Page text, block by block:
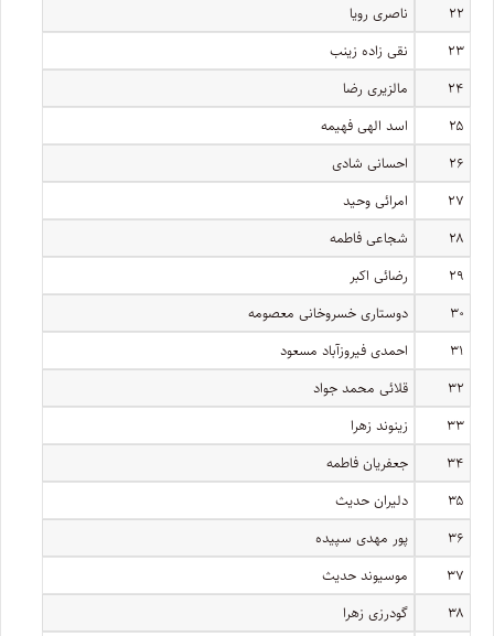
۲۲
ناصری رویا
۲۳
نقی زاده زینب
۲۴
مالزیری رضا
۲۵
اسد الهی فهیمه
۲۶
احسانی شادی
۲۷
امرائی وحید
۲۸
شجاعی فاطمه
۲۹
رضائی اکبر
۳۰
دوستاری خسروخانی معصومه
۳۱
احمدی فیروزآباد مسعود
۳۲
قلائی محمد جواد
۳۳
زینوند زهرا
۳۴
جعفریان فاطمه
۳۵
دلیران حدیث
۳۶
پور مهدی سپیده
۳۷
موسیوند حدیث
۳۸
گودرزی زهرا